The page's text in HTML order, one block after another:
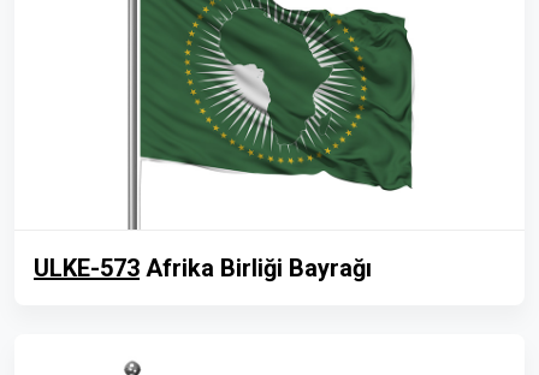
ULKE-573 Afrika Birliği Bayrağı